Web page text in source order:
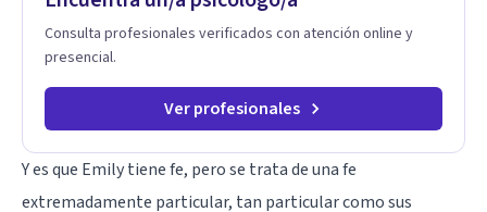
vida. Tratamiento de Adicciones.
Consulta profesionales verificados con atención online y
presencial.
Ver profesionales
Y es que Emily tiene fe, pero se trata de una fe
extremadamente particular, tan particular como sus